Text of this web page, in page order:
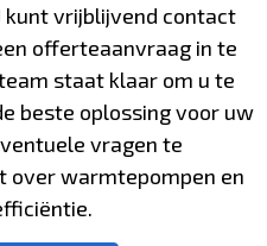
kunt vrijblijvend contact
offerteaanvraag in te
staat klaar om u te
beste oplossing voor uw
vragen te
over warmtepompen en